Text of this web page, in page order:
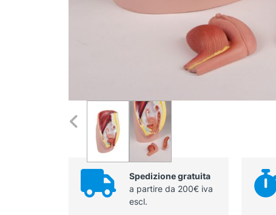
Spedizione gratuita
a partire da 200€ iva
escl.